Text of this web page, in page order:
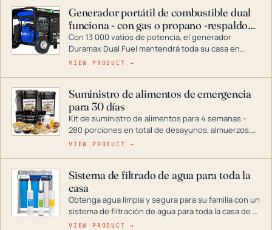
Generador portátil de combustible dual
funciona - con gas o propano -respaldo
para el hogar
Con 13 000 vatios de potencia, el generador
Duramax Dual Fuel mantendrá toda su casa en
funcionamiento durante una tormenta o un corte
combustible dual, con una gama completa que
abarca desde inversores digitales hasta
generadores que pueden alimentar toda su casa.
VIEW PRODUCT →
Suministro de alimentos de emergencia
para 30 días
Kit de suministro de alimentos para 4 semanas -
280 porciones en total de desayunos, almuerzos,
cenas y postres. Se puede almacenar durante
VIEW PRODUCT →
Sistema de filtrado de agua para toda la
casa
Obtenga agua limpia y segura para su familia con un
sistema de filtración de agua para toda la casa de 3
etapas. La tecnología avanzada de este filtro
VIEW PRODUCT →